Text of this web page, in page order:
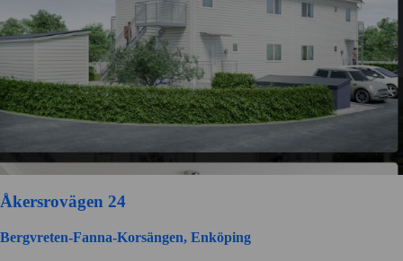
Åkersrovägen 24
Bergvreten-Fanna-Korsängen, Enköping